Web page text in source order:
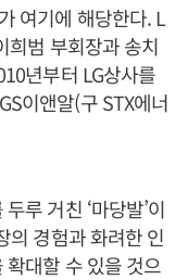
여기에 해당한다. L
희범 부회장과 송치
년부터 LG상사를
이앤알(구 STX에너
루 거친 ‘마당발’이
의 경험과 화려한 인
대할 수 있을 것으